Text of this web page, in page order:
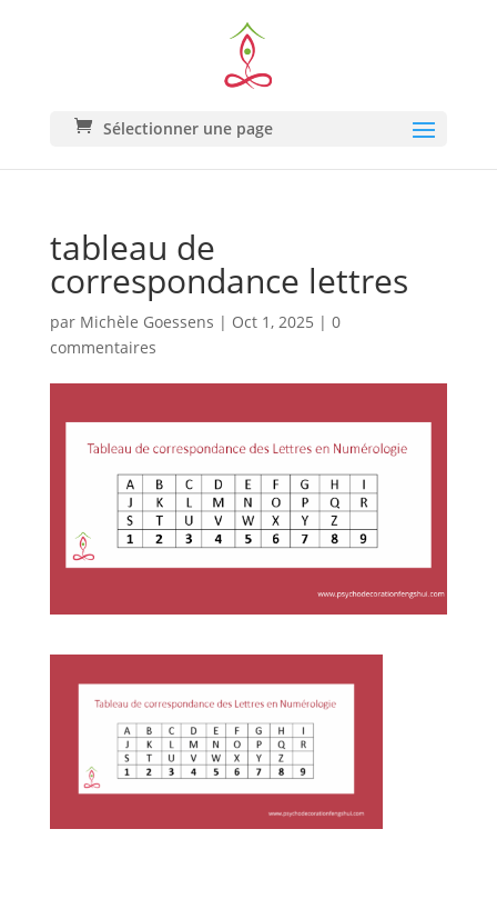
Sélectionner une page
tableau de
correspondance lettres
par Michèle Goessens | Oct 1, 2025 | 0
commentaires